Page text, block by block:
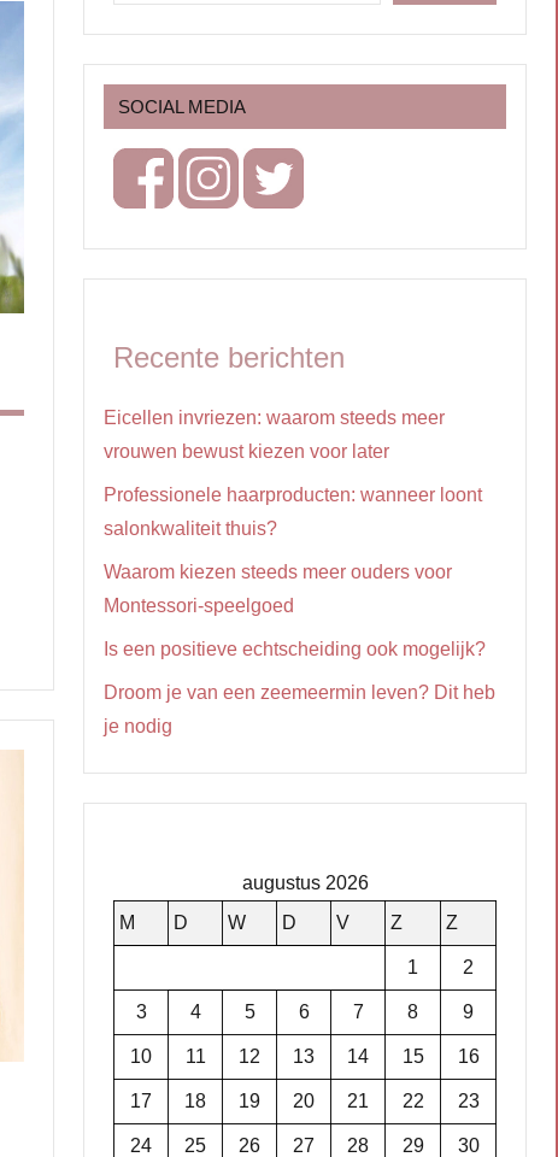
SOCIAL MEDIA
Recente berichten
Eicellen invriezen: waarom steeds meer
vrouwen bewust kiezen voor later
Professionele haarproducten: wanneer loont
salonkwaliteit thuis?
Waarom kiezen steeds meer ouders voor
Montessori-speelgoed
Is een positieve echtscheiding ook mogelijk?
Droom je van een zeemeermin leven? Dit heb
je nodig
augustus 2026
M
D W D V Z Z
1 2
3 4 5 6 7 8 9
10 11 12 13 14 15 16
17 18 19 20 21 22 23
24 25 26 27 28 29 30